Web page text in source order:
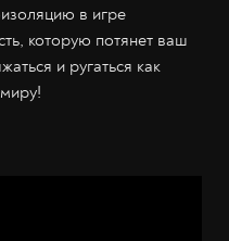
в игре
которую потянет ваш
и ругаться как